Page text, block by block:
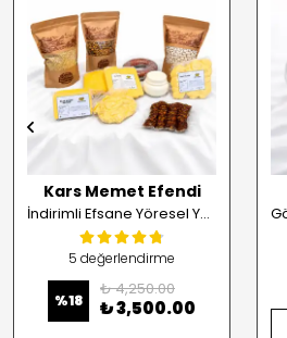
Kars Memet Efendi
İndirimli Efsane Yöresel Yaz Paketi
5 değerlendirme
%18
₺ 4,250.00
₺ 3,500.00